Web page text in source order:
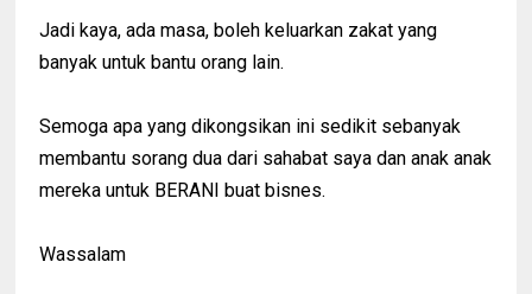
Jadi kaya, ada masa, boleh keluarkan zakat yang
banyak untuk bantu orang lain.
Semoga apa yang dikongsikan ini sedikit sebanyak
membantu sorang dua dari sahabat saya dan anak anak
mereka untuk BERANI buat bisnes.
Wassalam